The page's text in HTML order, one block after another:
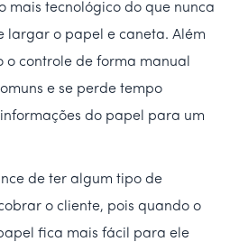
mais tecnológico do que nunca
largar o papel e caneta. Além
controle de forma manual
e se perde tempo
do papel para um
de ter algum tipo de
o cliente, pois quando o
fica mais fácil para ele